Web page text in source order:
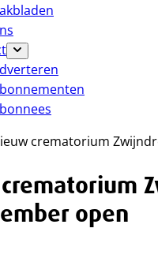
crematorium
open